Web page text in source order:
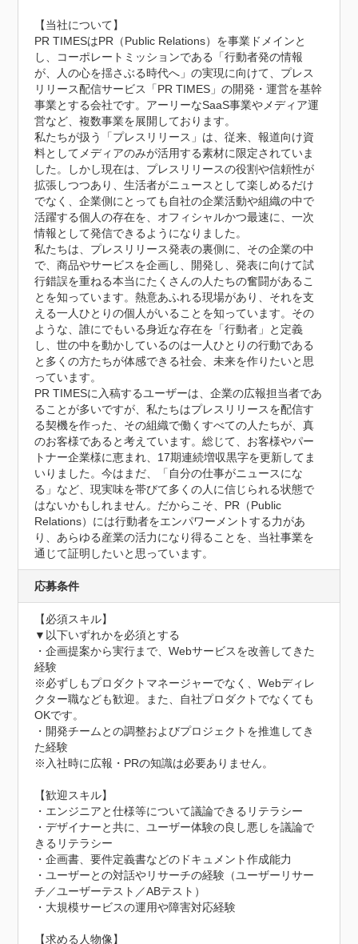
【当社について】
PR TIMESはPR（Public Relations）を事業ドメインと
し、コーポレートミッションである「行動者発の情報
が、人の心を揺さぶる時代へ」の実現に向けて、プレス
リリース配信サービス「PR TIMES」の開発・運営を基幹
事業とする会社です。アーリーなSaaS事業やメディア運
営など、複数事業を展開しております。
私たちが扱う「プレスリリース」は、従来、報道向け資
料としてメディアのみが活用する素材に限定されていま
した。しかし現在は、プレスリリースの役割や信頼性が
拡張しつつあり、生活者がニュースとして楽しめるだけ
でなく、企業側にとっても自社の企業活動や組織の中で
活躍する個人の存在を、オフィシャルかつ最速に、一次
情報として発信できるようになりました。
私たちは、プレスリリース発表の裏側に、その企業の中
で、商品やサービスを企画し、開発し、発表に向けて試
行錯誤を重ねる本当にたくさんの人たちの奮闘があるこ
とを知っています。熱意あふれる現場があり、それを支
える一人ひとりの個人がいることを知っています。その
ような、誰にでもいる身近な存在を「行動者」と定義
し、世の中を動かしているのは一人ひとりの行動である
と多くの方たちが体感できる社会、未来を作りたいと思
っています。
PR TIMESに入稿するユーザーは、企業の広報担当者であ
ることが多いですが、私たちはプレスリリースを配信す
る契機を作った、その組織で働くすべての人たちが、真
のお客様であると考えています。総じて、お客様やパー
トナー企業様に恵まれ、17期連続増収黒字を更新してま
いりました。今はまだ、「自分の仕事がニュースにな
る」など、現実味を帯びて多くの人に信じられる状態で
はないかもしれません。だからこそ、PR（Public
Relations）には行動者をエンパワーメントする力があ
り、あらゆる産業の活力になり得ることを、当社事業を
通じて証明したいと思っています。
応募条件
【必須スキル】
▼以下いずれかを必須とする
・企画提案から実行まで、Webサービスを改善してきた
経験
※必ずしもプロダクトマネージャーでなく、Webディレ
クター職なども歓迎。また、自社プロダクトでなくても
OKです。
・開発チームとの調整およびプロジェクトを推進してき
た経験
※入社時に広報・PRの知識は必要ありません。
【歓迎スキル】
・エンジニアと仕様等について議論できるリテラシー
・デザイナーと共に、ユーザー体験の良し悪しを議論で
きるリテラシー
・企画書、要件定義書などのドキュメント作成能力
・ユーザーとの対話やリサーチの経験（ユーザーリサー
チ／ユーザーテスト／ABテスト）
・大規模サービスの運用や障害対応経験
【求める人物像】